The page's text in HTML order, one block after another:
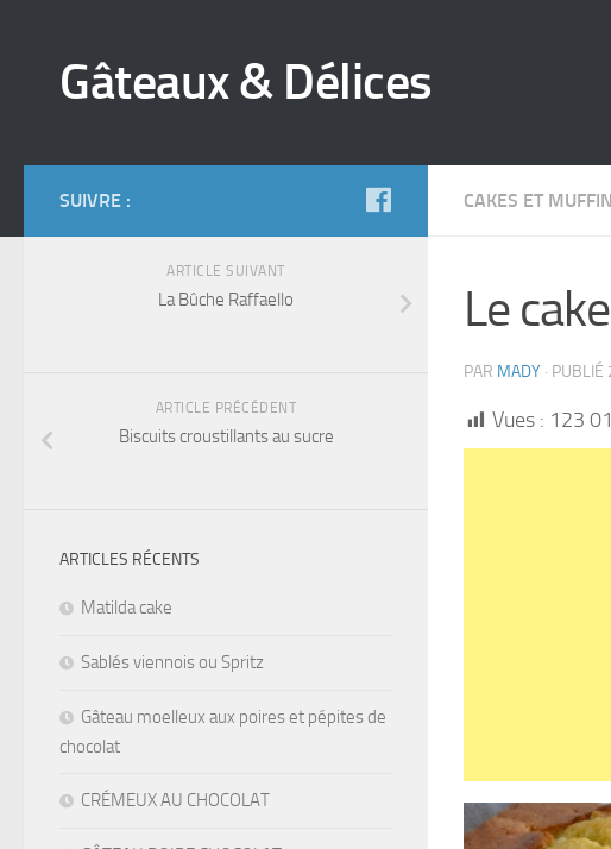
Gâteaux & Délices
CAKES ET
Le
PAR MADY · PUBLIÉ
Vues : 123
SUIVRE :
ARTICLE SUIVANT
La Bûche Raffaello
ARTICLE PRÉCÉDENT
Biscuits croustillants au sucre
ARTICLES RÉCENTS
Matilda cake
Sablés viennois ou Spritz
Gâteau moelleux aux poires et pépites de
chocolat
CRÉMEUX AU CHOCOLAT